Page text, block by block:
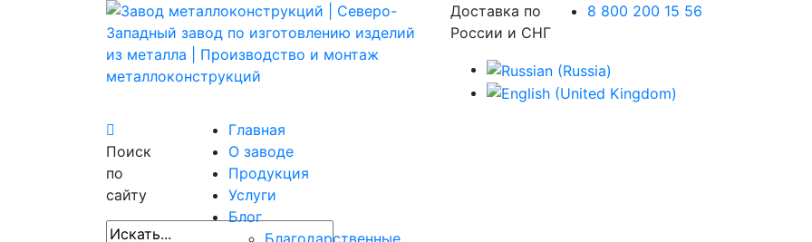
Доставка по
России и СНГ
8 800 200 15 56
Поиск
по
сайту
Главная
О заводе
Продукция
Услуги
Блог